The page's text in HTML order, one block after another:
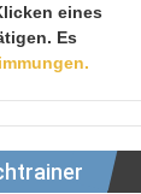
eines
Es